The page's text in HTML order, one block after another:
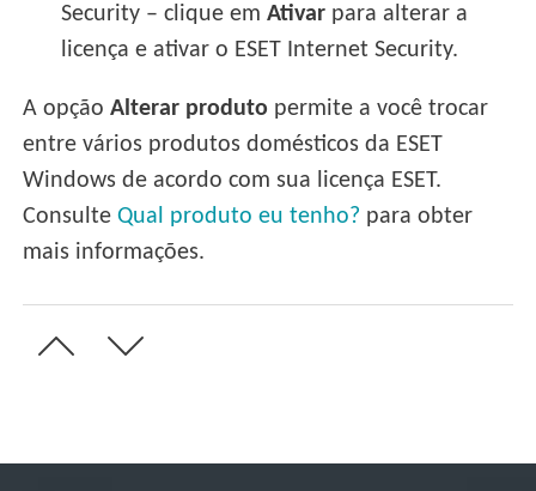
Security – clique emAtivar para alterar a
licença e ativar o ESET Internet Security.
A opçãoAlterar produto permite a você trocar
entre vários produtos domésticos da ESET
Windows de acordo com sua licença ESET.
ConsulteQual produto eu tenho? para obter
mais informações.